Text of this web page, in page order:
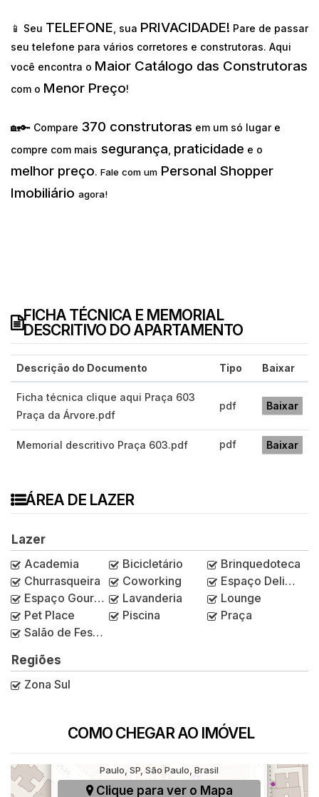
📱 Seu TELEFONE , sua PRIVACIDADE! Pare de passar
seu telefone para vários corretores e construtoras. Aqui
você encontra o Maior Catálogo das Construtoras
com o Menor Preço!
🏡🔑 Compare 370 construtoras em um só lugar e
compre com mais segurança praticidade e o
melhor preço. Fale com um Personal Shopper
Imobiliário agora!
FICHA TÉCNICA E MEMORIAL
DESCRITIVO DO APARTAMENTO
Descrição do Documento Tipo Baixar
Ficha técnica clique aqui Praça 603
Praça da Árvore.pdf
pdf Baixar
Memorial descritivo Praça 603.pdf pdf Baixar
ÁREA DE LAZER
Lazer
Academia
Bicicletário
Brinquedoteca
Churrasqueira
Coworking
Espaço Delivery
Espaço Gourmet
Lavanderia
Lounge
Pet Place
Piscina
Praça
Salão de Festas
Regiões
Zona Sul
COMO CHEGAR AO IMÓVEL
Avenida Jabaquara, 603, Mirandópolis, São
Paulo, SP, São Paulo, Brasil
Clique para ver o Mapa